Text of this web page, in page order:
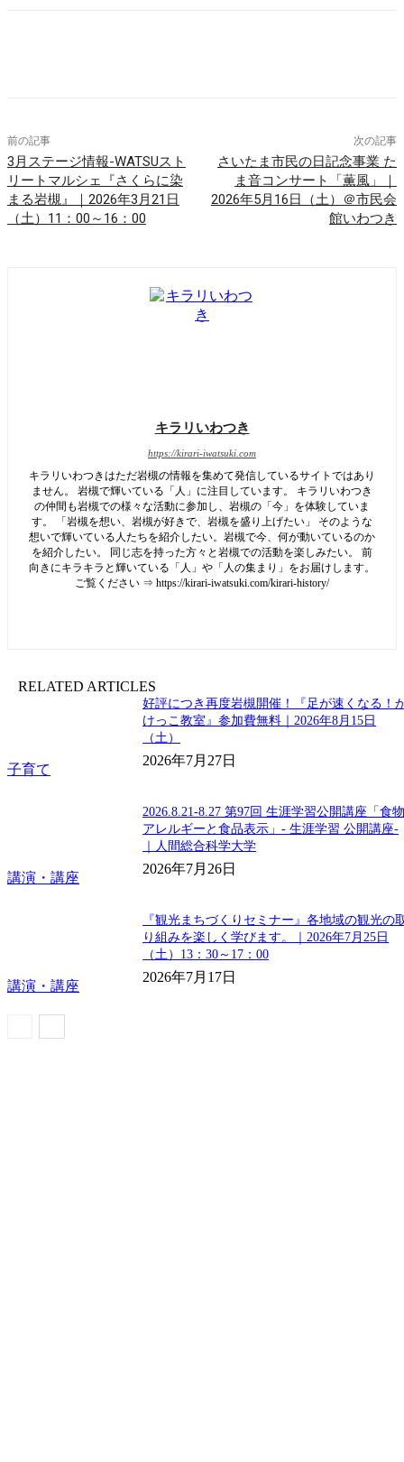
前の記事
3月ステージ情報-WATSUスト
リートマルシェ『さくらに染
まる岩槻』｜2026年3月21日
（土）11：00～16：00
次の記事
さいたま市民の日記念事業 た
ま音コンサート「薫風」｜
2026年5月16日（土）＠市民会
館いわつき
キラリいわつき
https://kirari-iwatsuki.com
キラリいわつきはただ岩槻の情報を集めて発信しているサイトではあり
ません。 岩槻で輝いている「人」に注目しています。 キラリいわつき
の仲間も岩槻での様々な活動に参加し、岩槻の「今」を体験していま
す。 「岩槻を想い、岩槻が好きで、岩槻を盛り上げたい」 そのような
想いで輝いている人たちを紹介したい。岩槻で今、何が動いているのか
を紹介したい。 同じ志を持った方々と岩槻での活動を楽しみたい。 前
向きにキラキラと輝いている「人」や「人の集まり」をお届けします。
ご覧ください ⇒ https://kirari-iwatsuki.com/kirari-history/
RELATED ARTICLES
子育て
好評につき再度岩槻開催！『足が速くなる！
けっこ教室』参加費無料｜2026年8月15日
（土）
2026年7月27日
講演・講座
2026.8.21-8.27 第97回 生涯学習公開講座「食
アレルギーと食品表示」- 生涯学習 公開講座-
｜人間総合科学大学
2026年7月26日
講演・講座
『観光まちづくりセミナー』各地域の観光の
り組みを楽しく学びます。｜2026年7月25日
（土）13：30～17：00
2026年7月17日